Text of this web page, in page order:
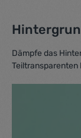
Dämpfe das
Teiltransparenten